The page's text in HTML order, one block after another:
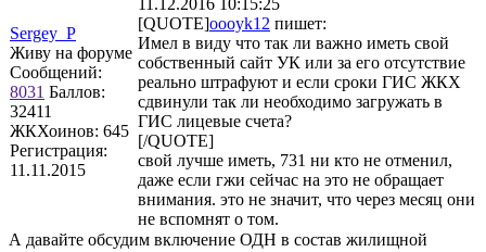
Sergey_P
Живу на форуме
Сообщений:
8031 Баллов:
32411
ЖКХоинов: 645
Регистрация:
11.11.2015
[QUOTE]oooyk12 пишет:
Имел в виду что так ли важно иметь свой
собственный сайт УК или за его отсутствие
реально штрафуют и если сроки ГИС ЖКХ
сдвинули так ли необходимо загружать в
ГИС лицевые счета?
[/QUOTE]
свой лучше иметь, 731 ни кто не отменил,
даже если гжи сейчас на это не обращает
внимания. это не значит, что через месяц они
не вспомнят о том.
А давайте обсудим включение ОДН в состав жилищной